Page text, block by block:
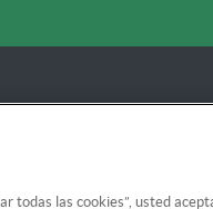
na loja online
todas las cookies”, usted